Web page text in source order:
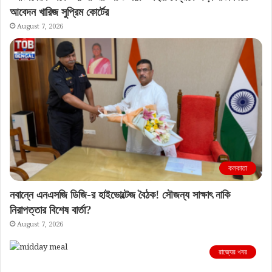
আবেদন খারিজ সুপ্রিম কোর্টের
August 7, 2026
কলকাতা
নবান্নে এনএসজি ডিজি-র হাইভোল্টেজ বৈঠক! সৌজন্য সাক্ষাৎ নাকি
নিরাপত্তার বিশেষ বার্তা?
August 7, 2026
রাজ্যের খবর